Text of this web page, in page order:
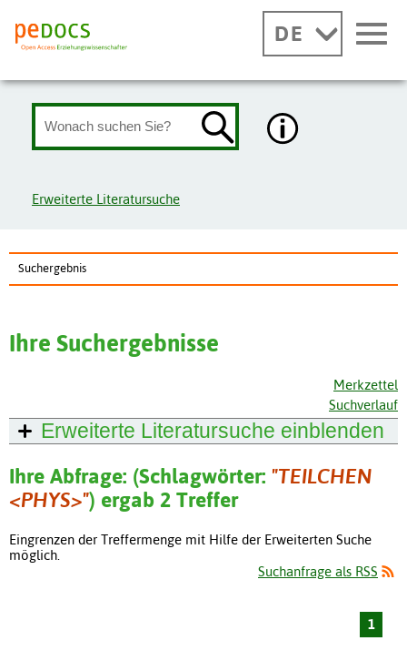
DE
Erweiterte Literatursuche
Suchergebnis
Ihre Suchergebnisse
Merkzettel
Suchverlauf
Erweiterte Literatursuche einblenden
Ihre Abfrage: (Schlagwörter: "TEILCHEN
<PHYS>") ergab 2 Treffer
Eingrenzen der Treffermenge mit Hilfe der Erweiterten Suche
möglich.
Suchanfrage als RSS
1